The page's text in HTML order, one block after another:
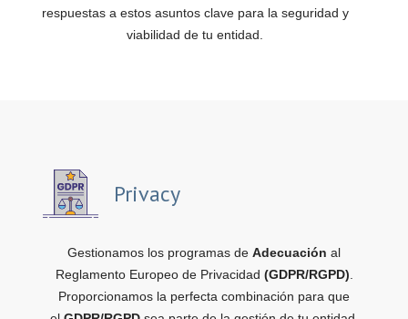
respuestas a estos asuntos clave para la seguridad y
viabilidad de tu entidad.
Privacy
Gestionamos los programas de Adecuación al
Reglamento Europeo de Privacidad (GDPR/RGPD)
Proporcionamos la perfecta combinación para que